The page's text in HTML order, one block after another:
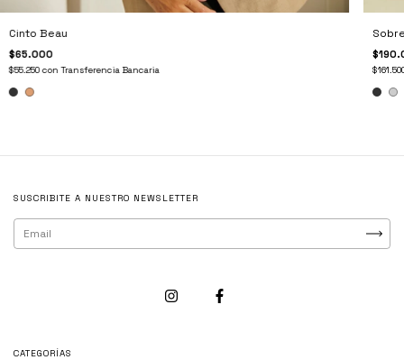
Cinto Beau
$65.000
$55.250con Transferencia Bancaria
SUSCRIBITE A NUESTRO NEWSLETTER
CATEGORÍAS